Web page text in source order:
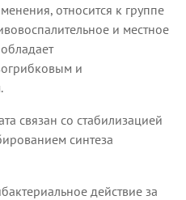
относится к группе
и местное
и
связан со стабилизацией
синтеза
действие за